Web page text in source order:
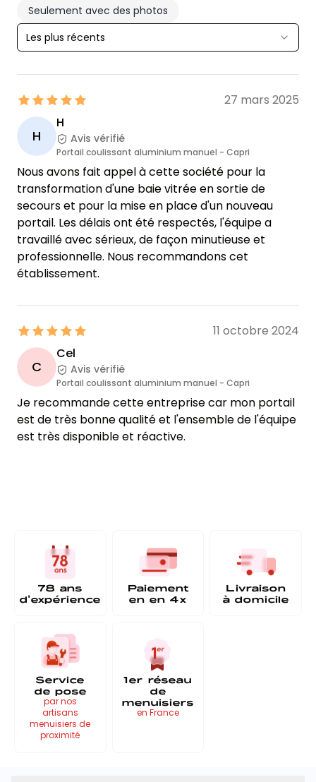
Seulement avec des photos
Les plus récents
27 mars 2025
H
H
Avis vérifié
Portail coulissant aluminium manuel - Capri
Nous avons fait appel à cette société pour la
transformation d'une baie vitrée en sortie de
secours et pour la mise en place d'un nouveau
portail. Les délais ont été respectés, l'équipe a
travaillé avec sérieux, de façon minutieuse et
professionnelle. Nous recommandons cet
établissement.
11 octobre 2024
C
Cel
Avis vérifié
Portail coulissant aluminium manuel - Capri
Je recommande cette entreprise car mon portail
est de très bonne qualité et l'ensemble de l'équipe
est très disponible et réactive.
78 ans
d'expérience
Paiement
en en 4x
Livraison
à domicile
Service
de pose
par nos
artisans
menuisiers de
proximité
1er réseau
de
menuisiers
en France